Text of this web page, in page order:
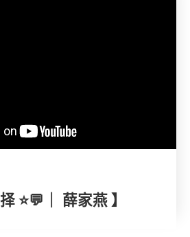
⭐💬｜ 薛家燕 】